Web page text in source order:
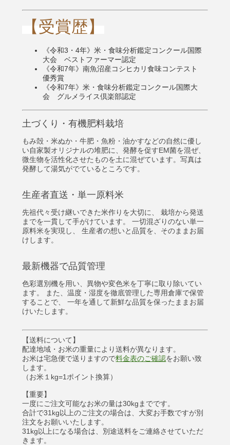
【受賞歴】
《令和3・4年》米・食味分析鑑定コンクール国際
大会 ベストファーマー認定
《令和7年》南魚沼産コシヒカリ食味コンテスト
優秀賞
《令和7年》米・食味分析鑑定コンクール国際大
会 グルメライス倶楽部認定
土づくり・有機肥料栽培
もみ殻・米ぬか・牛肥・魚粉・油かすなどの自然に優し
い自家製オリジナルの堆肥に、発酵を促すEM菌を混ぜ、
微生物を活性化させたものを土に混ぜています。写真は
発酵して湯気がでているところです。
生産者直送・単一原料米
先祖代々受け継いできた米作りを大切に、 栽培から発送
までを一貫して手がけています。 一切混ざりのない単一
原料米を実現し、 生産者の想いと品質を、そのままお届
けします。
最新機器で品質管理
色彩選別機を用い、異物や変色米を丁寧に取り除いてい
ます。 また、温度・湿度を徹底管理した専用倉庫で保管
することで、 一年を通して新鮮な品質を保ったままお届
けいたします。
【送料について】
配達地域・お米の重量により送料が異なります。
お米は宅急便で送りますので料金表のご確認をお願い致
します。
（お米１kg=1ポイント換算）
【重要】
一度にご注文可能なお米の量は30kgまでです。
合計で31kg以上のご注文の場合は、大変お手数ですが別
注文をお願いいたします。
31kg以上になる場合は、別途送料をご連絡させていただ
きます。